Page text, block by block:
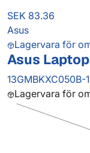
SEK 83.36
Asus
Lagervara för
Asus
13GMBKXC050B-1
Lagervara för